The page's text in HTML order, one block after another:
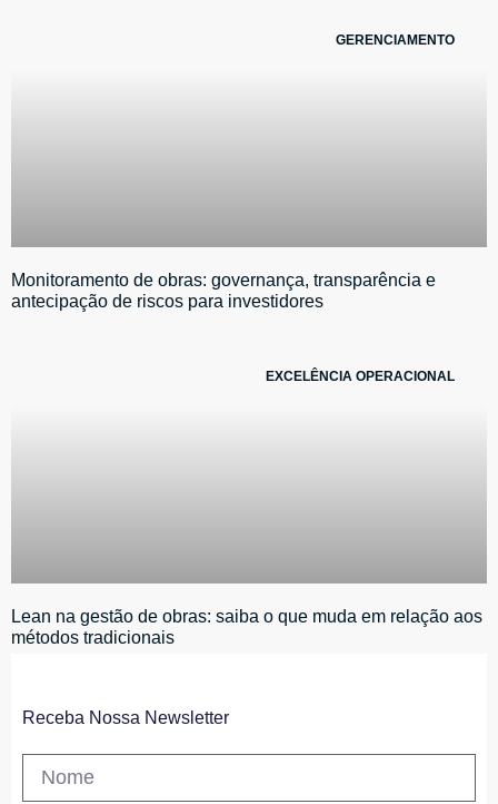
GERENCIAMENTO
Monitoramento de obras: governança, transparência e
antecipação de riscos para investidores
EXCELÊNCIA OPERACIONAL
Lean na gestão de obras: saiba o que muda em relação aos
métodos tradicionais
Receba Nossa Newsletter